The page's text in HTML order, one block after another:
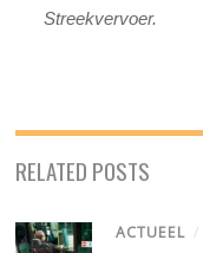
Streekvervoer.
RELATED POSTS
ACTUEEL /